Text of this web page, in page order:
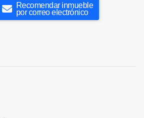
Recomendar inmueble
por correo electrónico